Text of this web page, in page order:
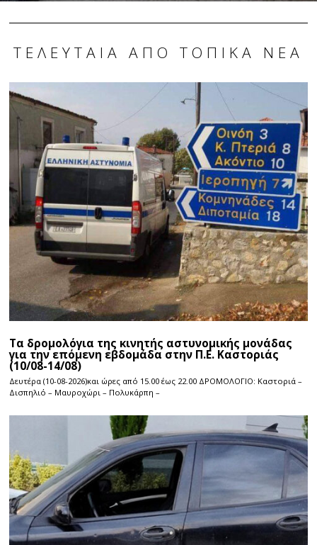
ΤΕΛΕΥΤΑΊΑ ΑΠΌ ΤΟΠΙΚΆ ΝΈΑ
Τα δρομολόγια της κινητής αστυνομικής μονάδας
για την επόμενη εβδομάδα στην Π.Ε. Καστοριάς
(10/08-14/08)
Δευτέρα (10-08-2026)και ώρες από 15.00 έως 22.00 ΔΡΟΜΟΛΟΓΙΟ: Καστοριά –
Δισπηλιό – Μαυροχώρι – Πολυκάρπη –